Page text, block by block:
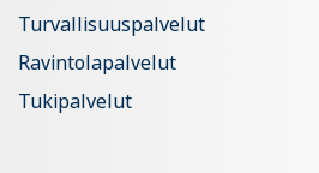
Turvallisuuspalvelut
Ravintolapalvelut
Tukipalvelut